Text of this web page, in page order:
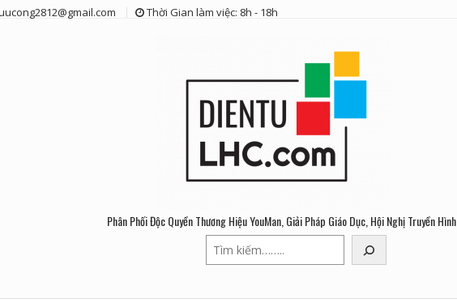
Thời Gian làm việc: 8h - 18h
Phân Phối Độc Quyền Thương Hiệu YouMan, Giải Pháp Giáo Dục, Hội Nghị Truyền Hình
kiếm